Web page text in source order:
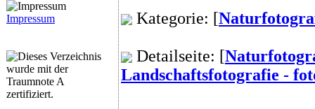
Impressum Kategorie: [
Detailseite: [
Landschaftsfotografie -